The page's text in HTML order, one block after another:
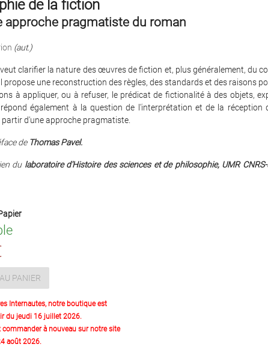
de la fiction
approche pragmatiste du roman
(aut.)
clarifier la nature des œuvres de fiction et, plus généralement, du
propose une reconstruction des règles, des standards et des raisons
à appliquer, ou à refuser, le prédicat de fictionalité à des objets,
également à la question de l'interprétation et de la réception
d'une approche pragmatiste.
de Thomas Pavel.
du laboratoire d'Histoire des sciences et de philosophie, UMR
PANIER
Internautes, notre boutique est
du jeudi 16 juillet 2026.
commander à nouveau sur notre site
août 2026.